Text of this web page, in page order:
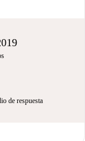
de respuesta